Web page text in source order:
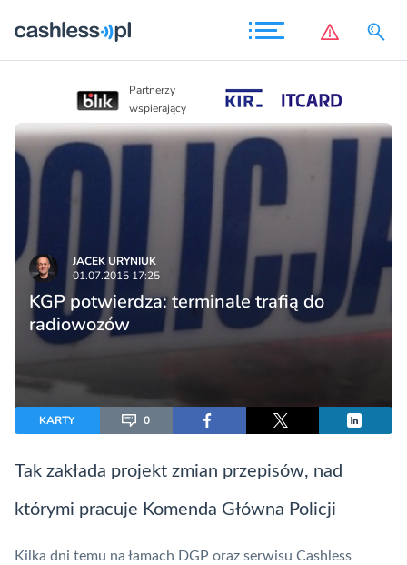
Partnerzy
wspierający
JACEK URYNIUK
01.07.2015 17:25
KGP potwierdza: terminale trafią do
radiowozów
KARTY 0
Tak zakłada projekt zmian przepisów, nad
którymi pracuje Komenda Główna Policji
Kilka dni temu na łamach DGP oraz serwisu Cashless